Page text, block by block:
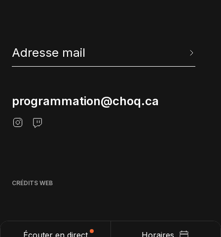
Écouter en direct Horaires
programmation@choq.ca
CRÉDITS WEB